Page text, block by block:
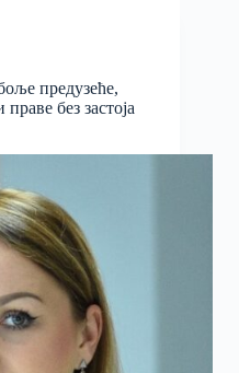
предузеће,
без застоја